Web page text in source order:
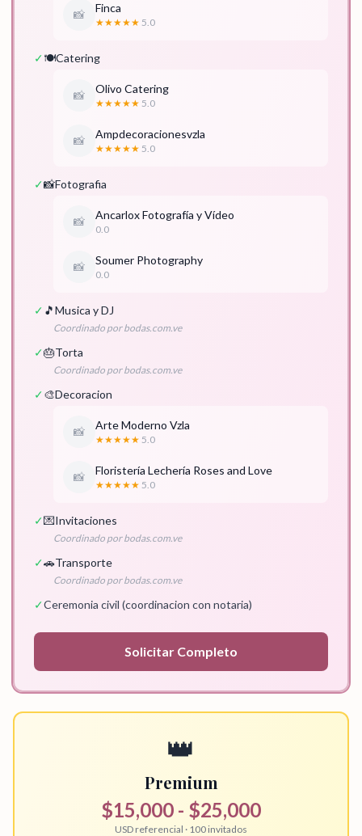
📸 Finca
★★★★★ 5.0
✓🍽️Catering
📸 Olivo Catering
★★★★★ 5.0
📸 Ampdecoracionesvzla
★★★★★ 5.0
✓📸Fotografia
📸 Ancarlox Fotografía y Vídeo
0.0
📸 Soumer Photography
0.0
✓ 🎵Musica y DJ
Coordinado por bodas.com.ve
✓🎂Torta
Coordinado por bodas.com.ve
✓🎨Decoracion
📸 Arte Moderno Vzla
★★★★★ 5.0
📸 Floristería Lechería Roses and Love
★★★★★ 5.0
✓💌Invitaciones
Coordinado por bodas.com.ve
✓🚗Transporte
Coordinado por bodas.com.ve
✓Ceremonia civil (coordinacion con notaria)
Solicitar Completo
👑
Premium
$15,000 - $25,000
USD referencial · 100 invitados